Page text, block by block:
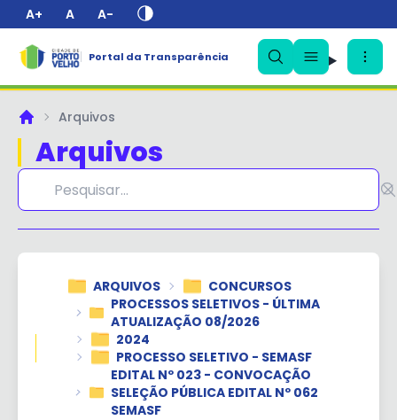
A+ A A-
Portal da Transparência
PrincipalArquivos
Arquivos
ARQUIVOS
CONCURSOS
PROCESSOS SELETIVOS - ÚLTIMA
ATUALIZAÇÃO 08/2026
2024
PROCESSO SELETIVO - SEMASF
EDITAL Nº 023 - CONVOCAÇÃO
SELEÇÃO PÚBLICA EDITAL Nº 062
SEMASF
✕